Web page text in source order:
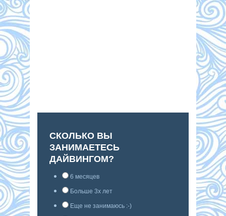
СКОЛЬКО ВЫ
ЗАНИМАЕТЕСЬ
ДАЙВИНГОМ?
6 месяцев
Больше 3х лет
Еще не занимаюсь :-)